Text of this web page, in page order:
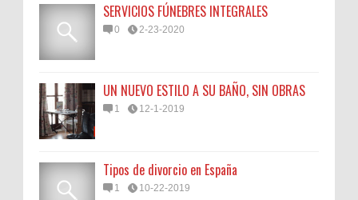
SERVICIOS FÚNEBRES INTEGRALES
0 2-23-2020
UN NUEVO ESTILO A SU BAÑO, SIN OBRAS
1 12-1-2019
Tipos de divorcio en España
1 10-22-2019